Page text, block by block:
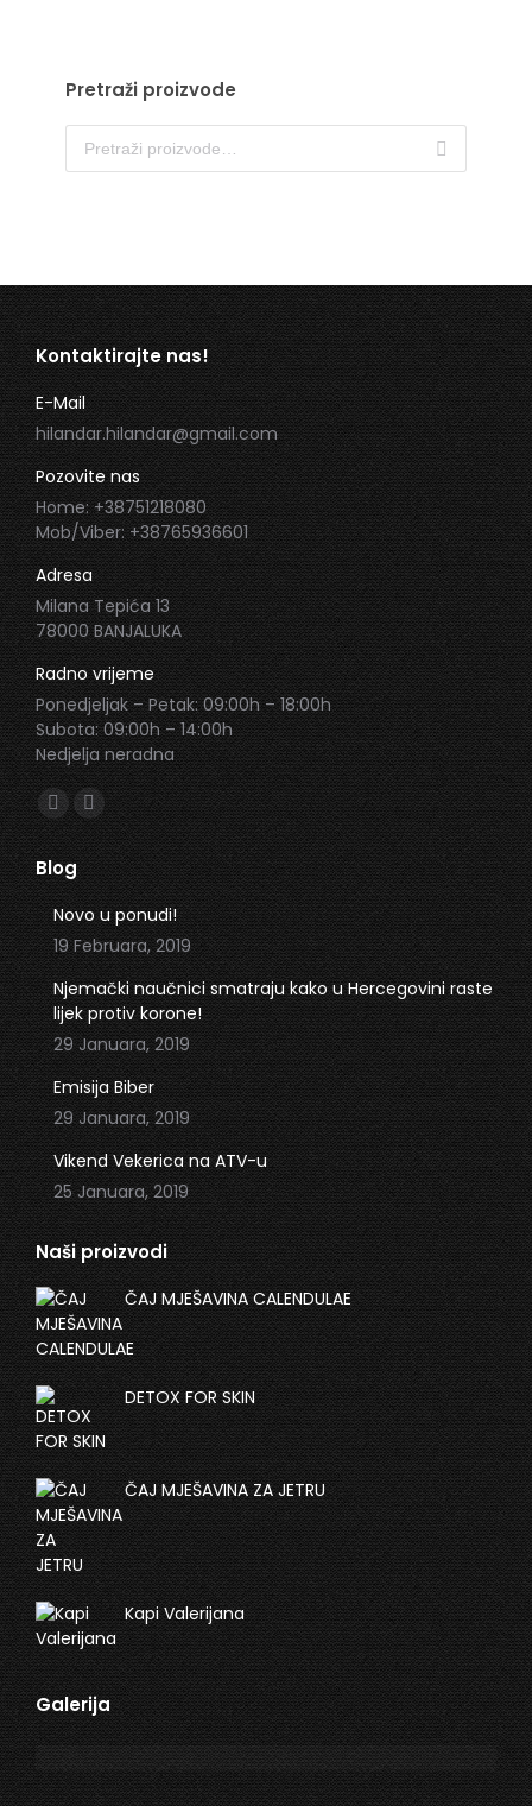
Pretraži proizvode
Kontaktirajte nas!
E-Mail
hilandar.hilandar@gmail.com
Pozovite nas
Home: +38751218080
Mob/Viber: +38765936601
Adresa
Milana Tepića 13
78000 BANJALUKA
Radno vrijeme
Ponedjeljak – Petak: 09:00h – 18:00h
Subota: 09:00h – 14:00h
Nedjelja neradna
Find us on:
Facebook
page
opens
in
new
window
Instagram
page
opens
in
new
window
Blog
Novo u ponudi!
19 Februara, 2019
Njemački naučnici smatraju kako u Hercegovini raste
lijek protiv korone!
29 Januara, 2019
Emisija Biber
29 Januara, 2019
Vikend Vekerica na ATV-u
25 Januara, 2019
Naši proizvodi
ČAJ MJEŠAVINA CALENDULAE
DETOX FOR SKIN
ČAJ MJEŠAVINA ZA JETRU
Kapi Valerijana
Galerija